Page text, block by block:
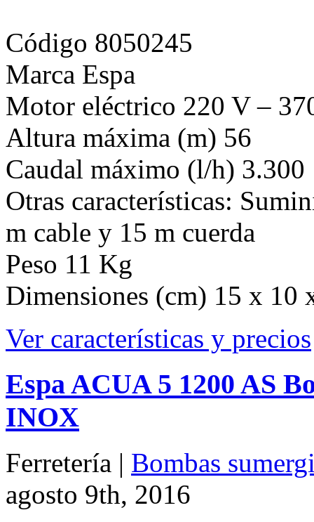
Altura máxima (m) 56
Caudal máximo (l/h) 3.300
Otras características:
m cable y 15 m cuerda
Peso 11 Kg
Dimensiones (cm) 15 x 10
Ver características y precios
Espa ACUA 5 1200 AS
INOX
Ferretería |Bombas
agosto 9th, 2016